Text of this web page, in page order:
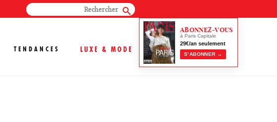
TENDANCES LUXE & MODE
ABONNEZ-VOUS
à Paris Capitale
29€/an seulement
S’ABONNER →